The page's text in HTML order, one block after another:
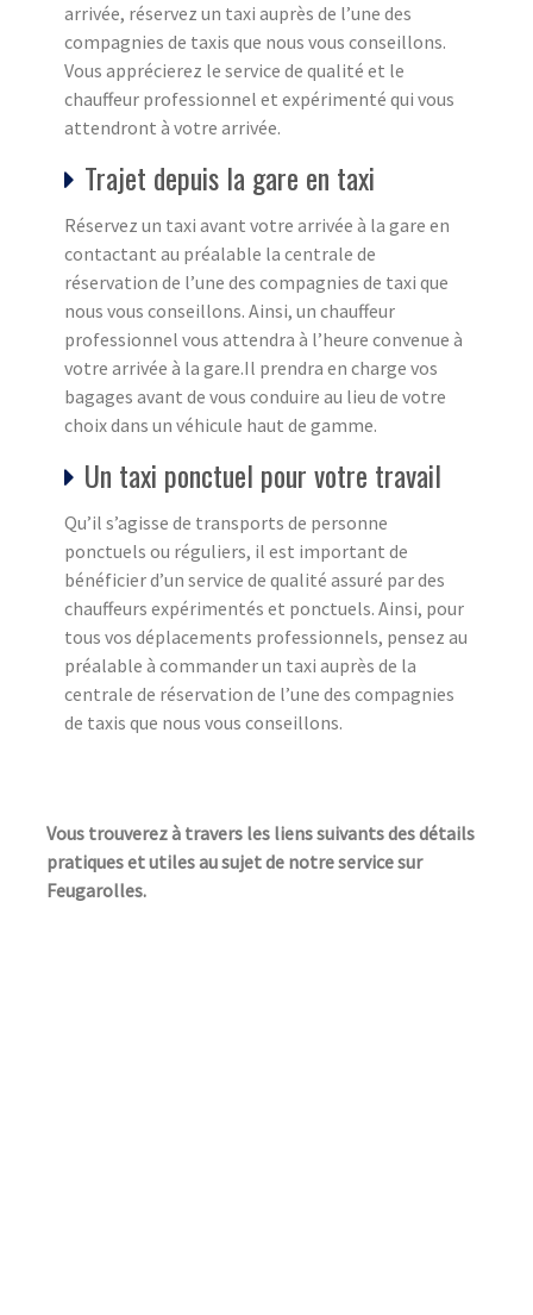
arrivée, réservez un taxi auprès de l’une des
compagnies de taxis que nous vous conseillons.
Vous apprécierez le service de qualité et le
chauffeur professionnel et expérimenté qui vous
attendront à votre arrivée.
Trajet depuis la gare en taxi
Réservez un taxi avant votre arrivée à la gare en
contactant au préalable la centrale de
réservation de l’une des compagnies de taxi que
nous vous conseillons. Ainsi, un chauffeur
professionnel vous attendra à l’heure convenue à
votre arrivée à la gare.Il prendra en charge vos
bagages avant de vous conduire au lieu de votre
choix dans un véhicule haut de gamme.
Un taxi ponctuel pour votre travail
Qu’il s’agisse de transports de personne
ponctuels ou réguliers, il est important de
bénéficier d’un service de qualité assuré par des
chauffeurs expérimentés et ponctuels. Ainsi, pour
tous vos déplacements professionnels, pensez au
préalable à commander un taxi auprès de la
centrale de réservation de l’une des compagnies
de taxis que nous vous conseillons.
Vous trouverez à travers les liens suivants des détails
pratiques et utiles au sujet de notre service sur
Feugarolles.